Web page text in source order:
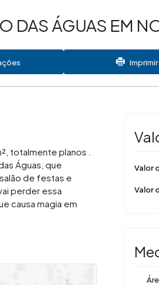
DAS ÁGUAS EM
Imprimir
totalmente planos .
Águas, que
de festas e
perder essa
causa magia em
Valor
Valor